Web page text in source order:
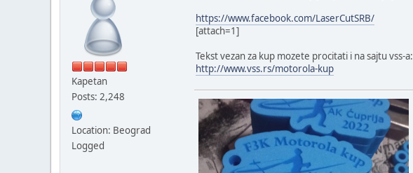
Kapetan
Posts: 2,248
Location: Beograd
Logged
https://www.facebook.com/LaserCutSRB/
[attach=1]
Tekst vezan za kup mozete procitati i na sajtu vss-a:
http://www.vss.rs/motorola-kup